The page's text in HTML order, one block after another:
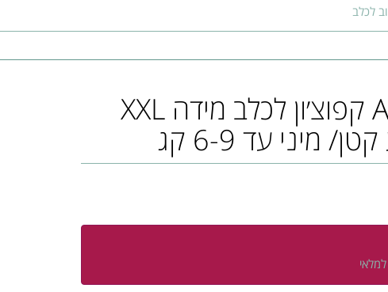
לכלב
ADIDOG קפוצ׳ון לכלב מידה XXL
מיני עד 6-9 קג